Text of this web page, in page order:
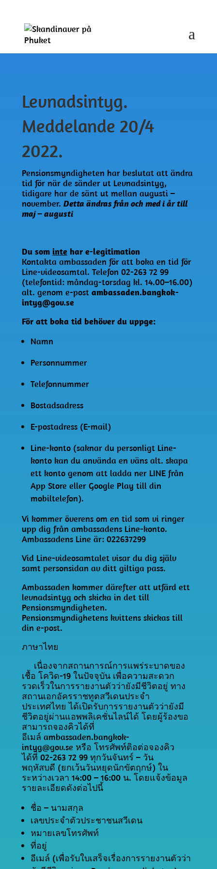
Levnadsintyg.
Meddelande 20/4
2022.
Pensionsmyndigheten har beslutat att ändra
tid för när de sänder ut Levnadsintyg,
tidigare har de sänt ut mellan augusti –
november. Detta ändras från och med i år till
maj – augusti
Du som intehar e-legitimation
Kontakta ambassaden för att boka en tid för
Line-videosamtal. Telefon 02-263 72 99
(telefontid: måndag-torsdag kl. 14.00–16.00)
alt. genom e-post ambassaden.bangkok-
intyg@gov.se
För att boka tid behöver du uppge:
Namn
Personnummer
Telefonnummer
Bostadsadress
E-postadress (E-mail)
Line-konto (saknar du personligt Line-
konto kan du använda en väns alt. skapa
ett konto genom att ladda ner LINE från
App Store eller Google Play till din
mobiltelefon).
Vi kommer överens om en tid som vi ringer
upp dig från ambassadens Line-konto.
Ambassadens Line är: 022637299
Vid Line-videosamtalet visar du dig själv
samt personsidan av ditt giltiga pass.
Ambassaden kommer därefter att utfärd ett
levnadsintyg och skicka in det till
Pensionsmyndigheten.
Pensionsmyndighetens kvittens skickas till
din e-post.
ภาษาไทย
เนื่องจากสถานการณ์การแพร่ระบาดของ
เชื้อ โควิด-19 ในปัจจุบัน เพื่อความสะดวก
รวดเร็วในการรายงานตัวว่ายังมีชีวิตอยู่ ทาง
สถานเอกอัครราชทูตสวีเดนประจำ
ประเทศไทย ได้เปิดรับการรายงานตัวว่ายังมี
ชีวิตอยู่ผ่านแอพพลิเคชั่นไลน์ได้ โดยผู้ร้องขอ
สามารถจองคิวได้ที่
อีเมล์ ambassaden.bangkok-
intyg@gov.se หรือ โทรศัพท์ติอต่อจองคิว
ได้ที่ 02-263 72 99 ทุกวันจันทร์ – วัน
พฤหัสบดี (ยกเว้นวันหยุดนักขัตฤกษ์) ใน
ระหว่างเวลา 14:00 – 16:00 น. โดยแจ้งข้อมูล
รายละเอียดดังต่อไปนี้
ชื่อ – นามสกุล
เลขประจำตัวประชาชนสวีเดน
หมายเลขโทรศัพท์
ที่อยู่
อีเมล์ (เพื่อรับใบเสร็จเรื่องการรายงานตัวว่า